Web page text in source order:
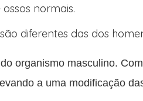
normais.
diferentes das dos
organismo masculino.
a uma modificação